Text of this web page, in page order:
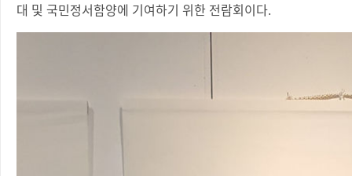
대 및 국민정서함양에 기여하기 위한 전람회이다.